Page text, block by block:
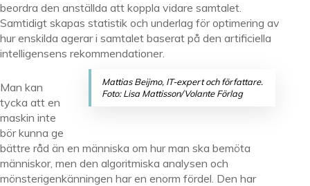
beordra den anställda att koppla vidare samtalet.
Samtidigt skapas statistik och underlag för optimering av
hur enskilda agerar i samtalet baserat på den artificiella
intelligensens rekommendationer.
Mattias Beijmo, IT-expert och författare.
Foto: Lisa Mattisson/Volante Förlag
Man kan
tycka att en
maskin inte
bör kunna ge
bättre råd än en människa om hur man ska bemöta
människor, men den algoritmiska analysen och
mönsterigenkänningen har en enorm fördel. Den har